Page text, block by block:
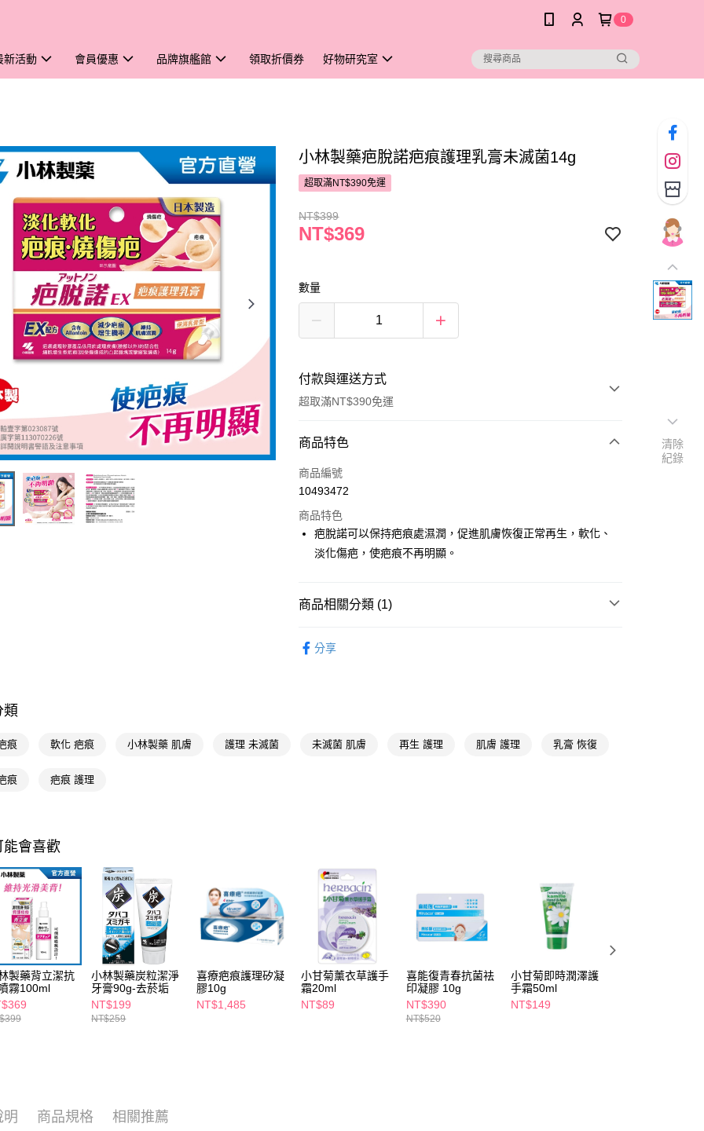
0
新活動 會員優惠 品牌旗艦館 領取折價券 好物研究室
小林製藥疤脫諾疤痕護理乳膏未滅菌14g
超取滿NT$390免運
NT$399
NT$369
數量
付款與運送方式
超取滿NT$390免運
付款方式
POYA支付
超商取貨付款
LINE Pay
悠遊付
【關於「AFTEE先享後付」】
AFTEE先享後付是「在收到商品之後才付款」的支付方式。 讓您購物簡單
２．訂單成立數日內，您將收到繳費通知簡訊。
３．收到繳費通知簡訊後14天內，點擊此簡訊中的連結，可透過四大超商
／ATM／網路銀行／等多元方式進行付款，方視為交易完成。
※ 請注意：結帳手續完成當下不需立刻繳費，但若您需要取消訂單，請聯
絡購買商品的店家。未經商家同意取消之訂單仍視為有效，需透過AFTEE
先享後付繳納相關費用。
※ 交易是否成功請以「AFTEE先享後付 」之結帳頁面顯示為準，若有關於
是否繳費成功／繳費後需取消欲退款等相關疑問，請聯繫「AFTEE先享後
付客戶支援中心」
https://netprotections.freshdesk.com/support/home
即享券
付款後全家取貨
每筆NT$65，滿NT$390(含以上)免運費
萊爾富取貨付款
每筆NT$65，滿NT$490(含以上)免運費
付款後萊爾富取貨
每筆NT$65，滿NT$490(含以上)免運費
商品特色
商品編號
10493472
商品特色
疤脫諾可以保持疤痕處濕潤，促進肌膚恢復正常再生，軟化、
淡化傷疤，使疤痕不再明顯。
商品相關分類 (1)
分享
類
痕 軟化 疤痕 小林製藥 肌膚 護理 未滅菌 未滅菌 肌膚 再生 護理 肌膚 護理 乳膏 恢復
痕 疤痕 護理
能會喜歡
製藥背立潔抗
霧100ml
小林製藥炭粒潔淨
牙膏90g-去菸垢
NT$199
NT$259
喜療疤痕護理矽凝
膠10g
NT$1,485
小甘菊薰衣草護手
霜20ml
NT$89
喜能復青春抗菌祛
印凝膠 10g
NT$390
NT$520
小甘菊即時潤澤護
手霜50ml
NT$149
明 商品規格 相關推薦
清除
紀錄